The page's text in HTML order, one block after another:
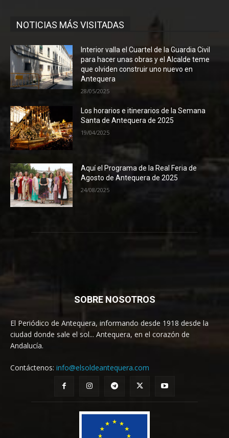
NOTICIAS MÁS VISITADAS
Interior valla el Cuartel de la Guardia Civil
para hacer unas obras y el Alcalde teme
que olviden construir uno nuevo en
Antequera
28/05/2025
Los horarios e itinerarios de la Semana
Santa de Antequera de 2025
19/04/2025
Aquí el Programa de la Real Feria de
Agosto de Antequera de 2025
24/08/2025
SOBRE NOSOTROS
El Periódico de Antequera, informando desde 1918 desde la
ciudad donde sale el sol... Antequera, en el corazón de
Andalucía.
Contáctenos: info@elsoldeantequera.com